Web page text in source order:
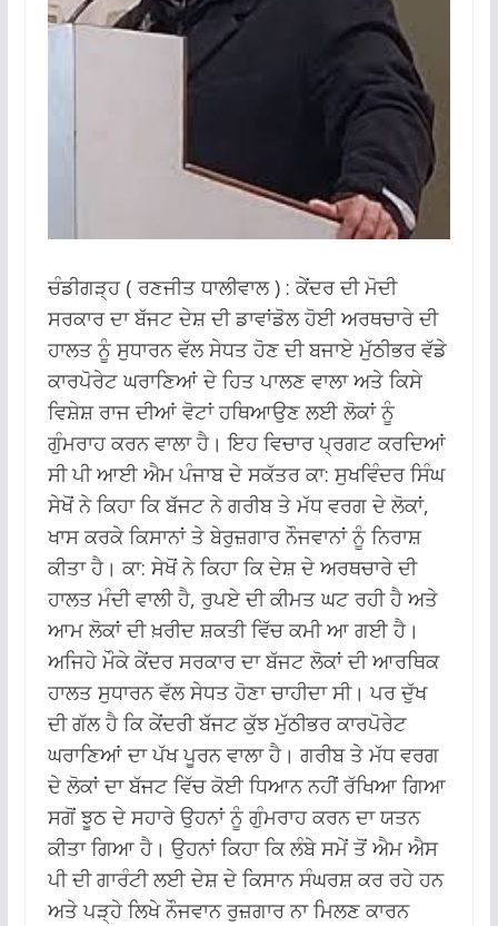
ਚੰਡੀਗੜ੍ਹ ( ਰਣਜੀਤ ਧਾਲੀਵਾਲ ) : ਕੇਂਦਰ ਦੀ ਮੋਦੀ
ਸਰਕਾਰ ਦਾ ਬੱਜਟ ਦੇਸ਼ ਦੀ ਡਾਵਾਂਡੋਲ ਹੋਈ ਅਰਥਚਾਰੇ ਦੀ
ਹਾਲਤ ਨੂੰ ਸੁਧਾਰਨ ਵੱਲ ਸੇਧਤ ਹੋਣ ਦੀ ਬਜਾਏ ਮੁੱਠੀਭਰ ਵੱਡੇ
ਕਾਰਪੋਰੇਟ ਘਰਾਣਿਆਂ ਦੇ ਹਿਤ ਪਾਲਣ ਵਾਲਾ ਅਤੇ ਕਿਸੇ
ਵਿਸ਼ੇਸ਼ ਰਾਜ ਦੀਆਂ ਵੋਟਾਂ ਹਥਿਆਉਣ ਲਈ ਲੋਕਾਂ ਨੂੰ
ਗੁੰਮਰਾਹ ਕਰਨ ਵਾਲਾ ਹੈ। ਇਹ ਵਿਚਾਰ ਪ੍ਰਗਟ ਕਰਦਿਆਂ
ਸੀ ਪੀ ਆਈ ਐਮ ਪੰਜਾਬ ਦੇ ਸਕੱਤਰ ਕਾ: ਸੁਖਵਿੰਦਰ ਸਿੰਘ
ਸੇਖੋਂ ਨੇ ਕਿਹਾ ਕਿ ਬੱਜਟ ਨੇ ਗਰੀਬ ਤੇ ਮੱਧ ਵਰਗ ਦੇ ਲੋਕਾਂ,
ਖਾਸ ਕਰਕੇ ਕਿਸਾਨਾਂ ਤੇ ਬੇਰੁਜ਼ਗਾਰ ਨੌਜਵਾਨਾਂ ਨੂੰ ਨਿਰਾਸ਼
ਕੀਤਾ ਹੈ। ਕਾ: ਸੇਖੋਂ ਨੇ ਕਿਹਾ ਕਿ ਦੇਸ਼ ਦੇ ਅਰਥਚਾਰੇ ਦੀ
ਹਾਲਤ ਮੰਦੀ ਵਾਲੀ ਹੈ, ਰੁਪਏ ਦੀ ਕੀਮਤ ਘਟ ਰਹੀ ਹੈ ਅਤੇ
ਆਮ ਲੋਕਾਂ ਦੀ ਖ਼ਰੀਦ ਸ਼ਕਤੀ ਵਿੱਚ ਕਮੀ ਆ ਗਈ ਹੈ।
ਅਜਿਹੇ ਮੌਕੇ ਕੇਂਦਰ ਸਰਕਾਰ ਦਾ ਬੱਜਟ ਲੋਕਾਂ ਦੀ ਆਰਥਿਕ
ਹਾਲਤ ਸੁਧਾਰਨ ਵੱਲ ਸੇਧਤ ਹੋਣਾ ਚਾਹੀਦਾ ਸੀ। ਪਰ ਦੁੱਖ
ਦੀ ਗੱਲ ਹੈ ਕਿ ਕੇਂਦਰੀ ਬੱਜਟ ਕੁੱਝ ਮੁੱਠੀਭਰ ਕਾਰਪੋਰੇਟ
ਘਰਾਣਿਆਂ ਦਾ ਪੱਖ ਪੂਰਨ ਵਾਲਾ ਹੈ। ਗਰੀਬ ਤੇ ਮੱਧ ਵਰਗ
ਦੇ ਲੋਕਾਂ ਦਾ ਬੱਜਟ ਵਿੱਚ ਕੋਈ ਧਿਆਨ ਨਹੀਂ ਰੱਖਿਆ ਗਿਆ
ਸਗੋਂ ਝੂਠ ਦੇ ਸਹਾਰੇ ਉਹਨਾਂ ਨੂੰ ਗੁੰਮਰਾਹ ਕਰਨ ਦਾ ਯਤਨ
ਕੀਤਾ ਗਿਆ ਹੈ। ਉਹਨਾਂ ਕਿਹਾ ਕਿ ਲੰਬੇ ਸਮੇਂ ਤੋਂ ਐਮ ਐਸ
ਪੀ ਦੀ ਗਾਰੰਟੀ ਲਈ ਦੇਸ਼ ਦੇ ਕਿਸਾਨ ਸੰਘਰਸ਼ ਕਰ ਰਹੇ ਹਨ
ਅਤੇ ਪੜ੍ਹੇ ਲਿਖੇ ਨੌਜਵਾਨ ਰੁਜ਼ਗਾਰ ਨਾ ਮਿਲਣ ਕਾਰਨ